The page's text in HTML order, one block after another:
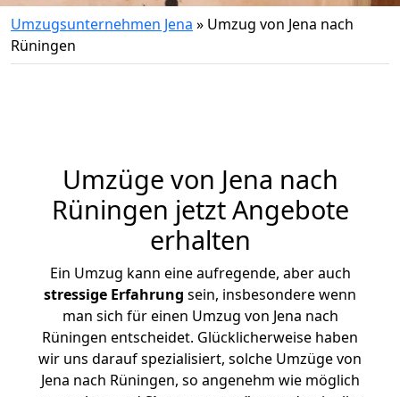
Umzugsunternehmen Jena » Umzug von Jena nach
Rüningen
Umzüge von Jena nach
Rüningen jetzt Angebote
erhalten
Ein Umzug kann eine aufregende, aber auch
stressige Erfahrung sein, insbesondere wenn
man sich für einen Umzug von Jena nach
Rüningen entscheidet. Glücklicherweise haben
wir uns darauf spezialisiert, solche Umzüge von
Jena nach Rüningen, so angenehm wie möglich